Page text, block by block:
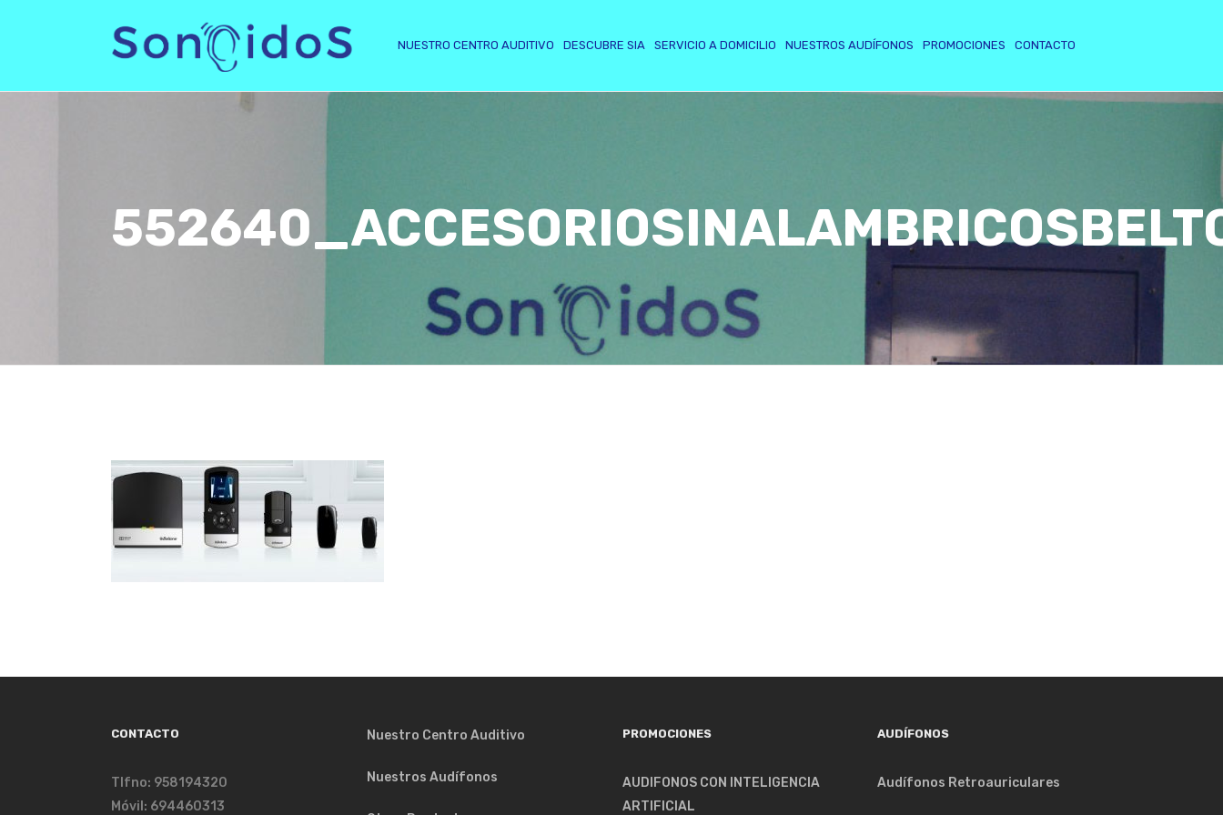
NUESTRO CENTRO AUDITIVO DESCUBRE SIA SERVICIO A DOMICILIO NUESTROS AUDÍFONOS PROMOCIONES CONTACTO
CONTACTO
Tlfno: 958194320
Móvil: 694460313
Nuestro Centro Auditivo
Nuestros Audífonos
PROMOCIONES
AUDIFONOS CON INTELIGENCIA
ARTIFICIAL
AUDÍFONOS
Audífonos Retroauriculares